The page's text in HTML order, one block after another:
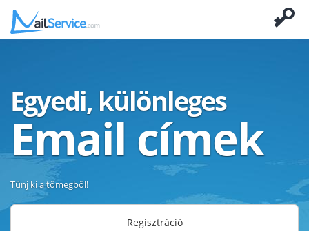
Egyedi, különleges
Email címek
Tűnj ki a tömegből!
Regisztráció